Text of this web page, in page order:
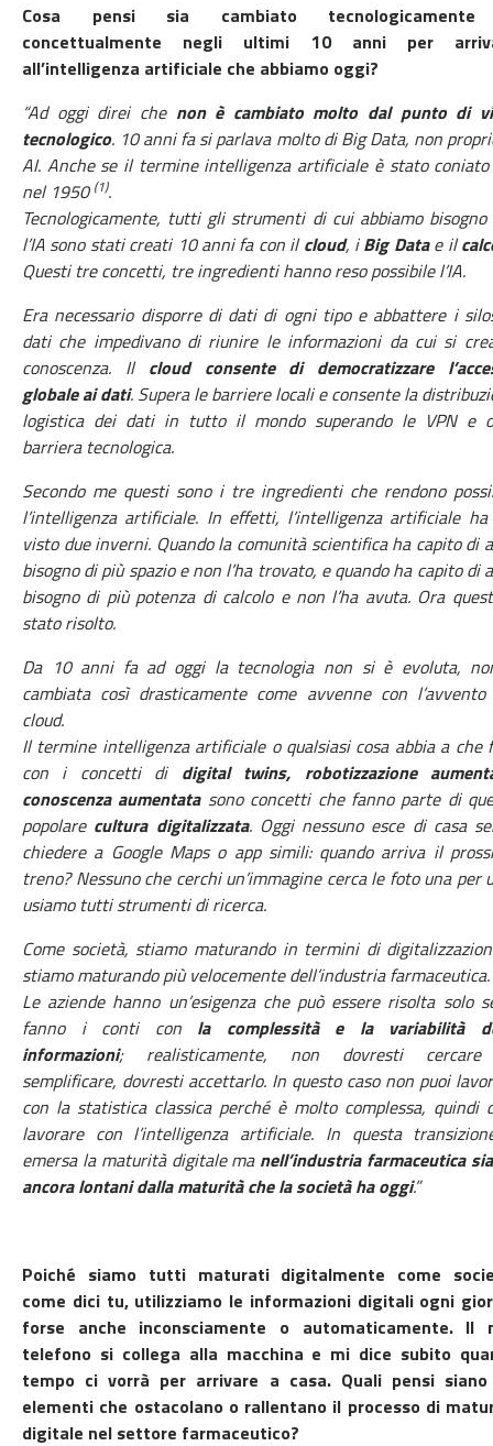
Cosa pensi sia cambiato
concettualmente negli ultimi 10 anni per
all’intelligenza artificiale che abbiamo oggi?
“Ad oggi direi che non è cambiato molto dal punto di
tecnologico. 10 anni fa si parlava molto di Big Data, non
AI. Anche se il termine intelligenza artificiale è stato
nel 1950 (1).
Tecnologicamente, tutti gli strumenti di cui abbiamo bisogno
l’IA sono stati creati 10 anni fa con ilcloud, iBig Datae il
Questi tre concetti, tre ingredienti hanno reso possibile l’IA.
Era necessario disporre di dati di ogni tipo e abbattere i
dati che impedivano di riunire le informazioni da cui si
conoscenza. Il cloud consente di democratizzare
globale ai dati. Supera le barriere locali e consente la
logistica dei dati in tutto il mondo superando le VPN e
barriera tecnologica.
Secondo me questi sono i tre ingredienti che rendono
l’intelligenza artificiale. In effetti, l’intelligenza artificiale
visto due inverni. Quando la comunità scientifica ha capito di
bisogno di più spazio e non l’ha trovato, e quando ha capito di
bisogno di più potenza di calcolo e non l’ha avuta. Ora
stato risolto.
Da 10 anni fa ad oggi la tecnologia non si è evoluta,
cambiata così drasticamente come avvenne con
cloud.
Il termine intelligenza artificiale o qualsiasi cosa abbia a che
con i concetti didigital twins, robotizzazione
conoscenza aumentatasono concetti che fanno parte di
popolare cultura digitalizzata. Oggi nessuno esce di casa
chiedere a Google Maps o app simili: quando arriva il
treno? Nessuno che cerchi un’immagine cerca le foto una per
usiamo tutti strumenti di ricerca.
Come società, stiamo maturando in termini di
stiamo maturando più velocemente dell’industria farmaceutica.
Le aziende hanno un’esigenza che può essere risolta solo
fanno i conti con la complessità e la variabilità
informazioni; realisticamente, non dovresti
semplificare, dovresti accettarlo. In questo caso non puoi
con la statistica classica perché è molto complessa, quindi
lavorare con l’intelligenza artificiale. In questa
emersa la maturità digitale ma nell’industria farmaceutica
ancora lontani dalla maturità che la società ha oggi.”
Poiché siamo tutti maturati digitalmente come
come dici tu, utilizziamo le informazioni digitali ogni
forse anche inconsciamente o automaticamente. Il
telefono si collega alla macchina e mi dice subito
tempo ci vorrà per arrivare a casa. Quali pensi
elementi che ostacolano o rallentano il processo di
digitale nel settore farmaceutico?